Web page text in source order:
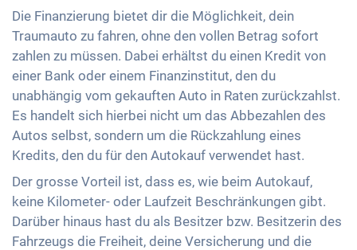
Die Finanzierung bietet dir die Möglichkeit, dein
Traumauto zu fahren, ohne den vollen Betrag sofort
zahlen zu müssen. Dabei erhältst du einen Kredit von
einer Bank oder einem Finanzinstitut, den du
unabhängig vom gekauften Auto in Raten zurückzahlst.
Es handelt sich hierbei nicht um das Abbezahlen des
Autos selbst, sondern um die Rückzahlung eines
Kredits, den du für den Autokauf verwendet hast.
Der grosse Vorteil ist, dass es, wie beim Autokauf,
keine Kilometer- oder Laufzeit Beschränkungen gibt.
Darüber hinaus hast du als Besitzer bzw. Besitzerin des
Fahrzeugs die Freiheit, deine Versicherung und die